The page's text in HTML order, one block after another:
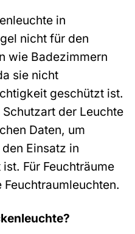
in
nicht für den
wie Badezimmern
sie nicht
geschützt ist.
der Leuchte
Daten, um
Einsatz in
Für Feuchträume